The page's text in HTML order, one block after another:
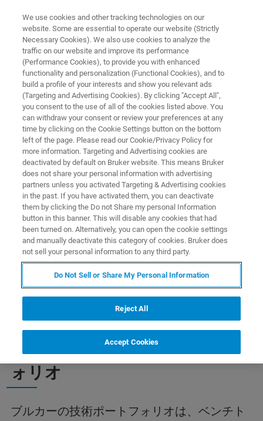
ラマン分光法
ブルカーは、科学者、エンジニア、プロセス
リーダーのために、ワークフローのあらゆる
段階に対応する、包括的なラマン分光法ソリ
ューションを提供しています。ラボでの高分
解な化学分析、製造現場でのリアルタイムモ
ニタリング、あるいは品質管理の現場での迅
速な識別など、ブルカーのラマンシステムは
ユーザーの様々なニーズに適応します。
業界最大のラマン分光ポートフ
ォリオ
ブルカーの技術ポートフォリオは、ベンチト
We use cookies and other tracking technologies on our
website. Some are essential to operate our website (Strictly
Necessary Cookies). We also use cookies to analyze the
traffic on our website and improve its performance
(Performance Cookies), to provide you with enhanced
functionality and personalization (Functional Cookies), and to
build a profile of your interests and show you relevant ads
(Targeting and Advertising Cookies). By clicking "Accept All",
you consent to the use of all of the cookies listed above. You
can withdraw your consent or review your preferences at any
time by clicking on the Cookie Settings button on the bottom
left of the page. Please read our Cookie/Privacy Policy for
more information. Targeting and Advertising cookies are
deactivated by default on Bruker website. This means Bruker
does not share your personal information with advertising
partners unless you activated Targeting & Advertising cookies
in the past. If you have activated them, you can deactivate
them by clicking the Do not Share my personal Information
button in this banner. This will disable any cookies that had
been turned on. Alternatively, you can open the cookie settings
and manually deactivate this category of cookies. Bruker does
not sell your personal information to any third party.
Do Not Sell or Share My Personal Information
Reject All
Accept Cookies